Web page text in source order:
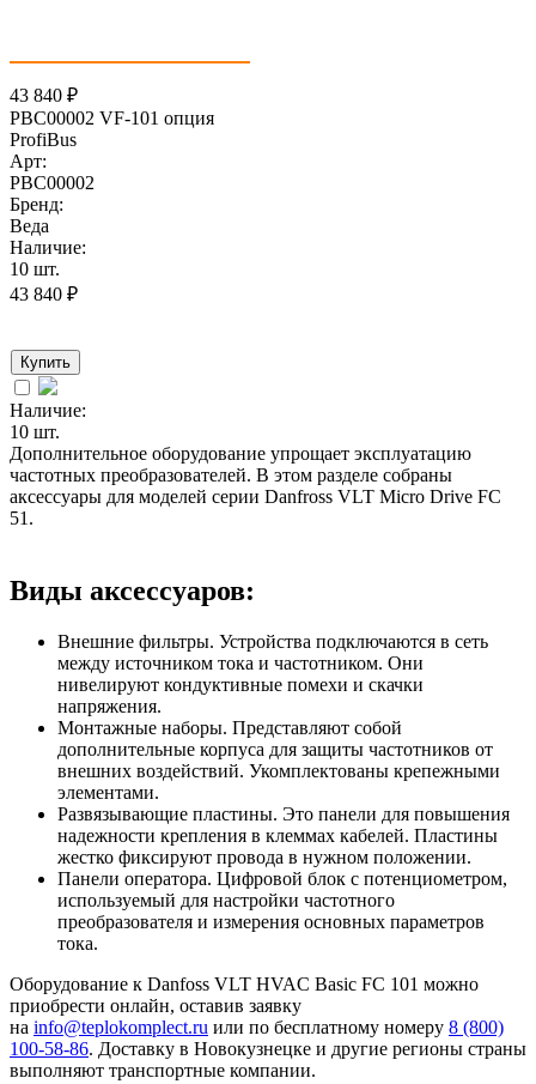
43 840 ₽
PBC00002 VF-101 опция
ProfiBus
Арт:
PBC00002
Бренд:
Веда
Наличие:
10 шт.
43 840 ₽
Купить
Наличие:
10 шт.
Дополнительное оборудование упрощает эксплуатацию
частотных преобразователей. В этом разделе собраны
аксессуары для моделей серии Danfross VLT Micro Drive FC
51.
Виды аксессуаров:
Внешние фильтры. Устройства подключаются в сеть
между источником тока и частотником. Они
нивелируют кондуктивные помехи и скачки
напряжения.
Монтажные наборы. Представляют собой
дополнительные корпуса для защиты частотников от
внешних воздействий. Укомплектованы крепежными
элементами.
Развязывающие пластины. Это панели для повышения
надежности крепления в клеммах кабелей. Пластины
жестко фиксируют провода в нужном положении.
Панели оператора. Цифровой блок с потенциометром,
используемый для настройки частотного
преобразователя и измерения основных параметров
тока.
Оборудование к Danfoss VLT HVAC Basic FC 101 можно
приобрести онлайн, оставив заявку
на info@teplokomplect.ru или по бесплатному номеру 8 (800)
100-58-86. Доставку в Новокузнецке и другие регионы страны
выполняют транспортные компании.